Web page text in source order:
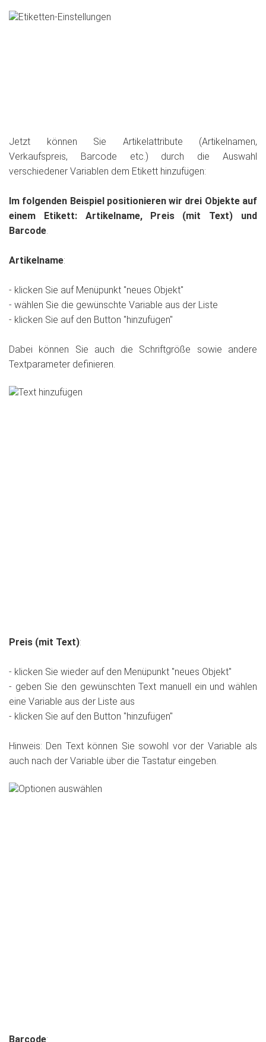
Jetzt können Sie Artikelattribute (Artikelnamen,
Verkaufspreis, Barcode etc.) durch die Auswahl
verschiedener Variablen dem Etikett hinzufügen:
Im folgenden Beispiel positionieren wir drei Objekte auf
einem Etikett: Artikelname, Preis (mit Text) und
Barcode.
Artikelname:
- klicken Sie auf Menüpunkt "neues Objekt"
- wählen Sie die gewünschte Variable aus der Liste
- klicken Sie auf den Button "hinzufügen"
Dabei können Sie auch die Schriftgröße sowie andere
Textparameter definieren.
Preis (mit Text):
- klicken Sie wieder auf den Menüpunkt "neues Objekt"
- geben Sie den gewünschten Text manuell ein und wählen
eine Variable aus der Liste aus
- klicken Sie auf den Button "hinzufügen"
Hinweis: Den Text können Sie sowohl vor der Variable als
auch nach der Variable über die Tastatur eingeben.
Barcode: